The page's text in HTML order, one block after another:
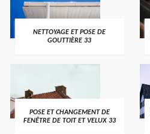
NETTOYAGE ET POSE DE
GOUTTIÈRE 33
POSE ET CHANGEMENT DE
FENÊTRE DE TOIT ET VELUX 33